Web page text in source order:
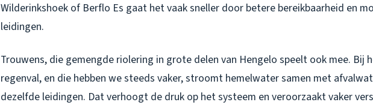
Wilderinkshoek of Berflo Es gaat het vaak sneller door betere bereikbaarheid en
leidingen.
Trouwens, die gemengde riolering in grote delen van Hengelo speelt ook mee. Bij
regenval, en die hebben we steeds vaker, stroomt hemelwater samen met
dezelfde leidingen. Dat verhoogt de druk op het systeem en veroorzaakt vaker